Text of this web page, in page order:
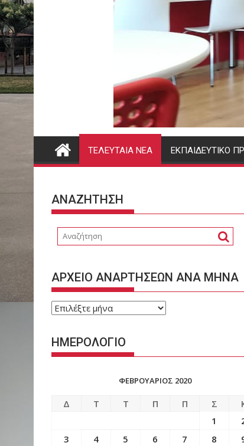
ΤΕΛΕΥΤΑΊΑ ΝΈΑ ΕΚΠΑΙΔΕΥΤΙΚΌ
ΑΝΑΖΗΤΗΣΗ
ΑΡΧΕΙΟ ΑΝΑΡΤΗΣΕΩΝ ΑΝΑ ΜΗΝΑ
ΑΡΧΕΙΟ
ΑΝΑ
ΜΗΝΑ
ΗΜΕΡΟΛΟΓΙΟ
ΦΕΒΡΟΥΆΡΙΟΣ 2020
Δ Τ Τ Π Π Σ
1
3
4 5 6 7 8